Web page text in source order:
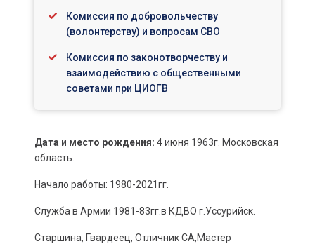
Комиссия по добровольчеству
(волонтерству) и вопросам СВО
Комиссия по законотворчеству и
взаимодействию с общественными
советами при ЦИОГВ
Дата и место рождения: 4 июня 1963г. Московская
область.
Начало работы: 1980-2021гг.
Служба в Армии 1981-83гг.в КДВО г.Уссурийск.
Старшина, Гвардеец, Отличник СА,Мастер